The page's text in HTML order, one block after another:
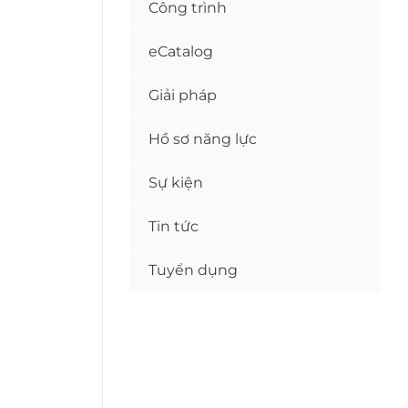
Công trình
eCatalog
Giải pháp
Hồ sơ năng lực
Sự kiện
Tin tức
Tuyển dụng